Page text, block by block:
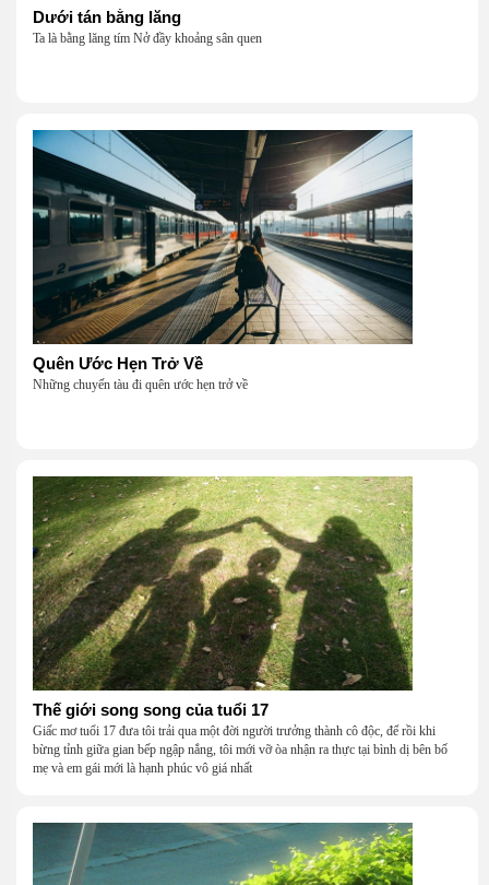
Dưới tán bằng lăng
Ta là bằng lăng tím Nở đầy khoảng sân quen
Quên Ước Hẹn Trở Về
Những chuyến tàu đi quên ước hẹn trở về
Thế giới song song của tuổi 17
Giấc mơ tuổi 17 đưa tôi trải qua một đời người trưởng thành cô độc, để rồi khi
bừng tỉnh giữa gian bếp ngập nắng, tôi mới vỡ òa nhận ra thực tại bình dị bên bố
mẹ và em gái mới là hạnh phúc vô giá nhất